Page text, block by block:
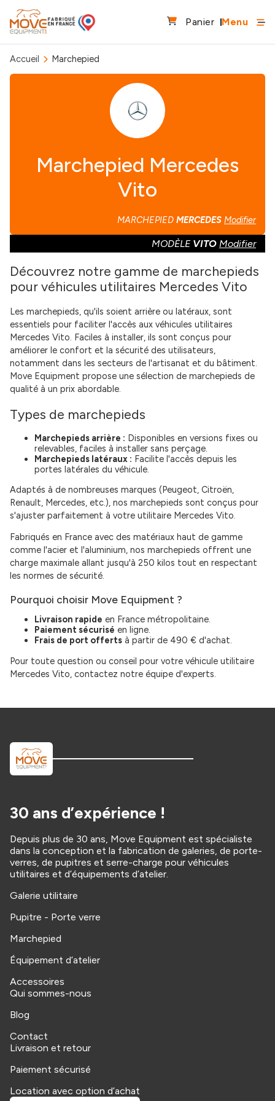
Panier Menu
Accueil Marchepied
Marchepied Mercedes
Vito
MARCHEPIED MERCEDES Modifier
MODÈLE VITO Modifier
Découvrez notre gamme de marchepieds
pour véhicules utilitaires Mercedes Vito
Les marchepieds, qu'ils soient arrière ou latéraux, sont
essentiels pour faciliter l'accès aux véhicules utilitaires
Mercedes Vito. Faciles à installer, ils sont conçus pour
améliorer le confort et la sécurité des utilisateurs,
notamment dans les secteurs de l'artisanat et du bâtiment.
Move Equipment propose une sélection de marchepieds de
qualité à un prix abordable.
Types de marchepieds
Marchepieds arrière : Disponibles en versions fixes ou
relevables, faciles à installer sans perçage.
Marchepieds latéraux : Facilite l'accès depuis les
portes latérales du véhicule.
Adaptés à de nombreuses marques (Peugeot, Citroën,
Renault, Mercedes, etc.), nos marchepieds sont conçus pour
s'ajuster parfaitement à votre utilitaire Mercedes Vito.
Fabriqués en France avec des matériaux haut de gamme
comme l'acier et l'aluminium, nos marchepieds offrent une
charge maximale allant jusqu'à 250 kilos tout en respectant
les normes de sécurité.
Pourquoi choisir Move Equipment ?
Livraison rapide en France métropolitaine.
Paiement sécurisé en ligne.
Frais de port offerts à partir de 490 € d'achat.
Pour toute question ou conseil pour votre véhicule utilitaire
Mercedes Vito, contactez notre équipe d'experts.
30 ans d’expérience !
Depuis plus de 30 ans, Move Equipment est spécialiste
dans la conception et la fabrication de galeries, de porte-
verres, de pupitres et serre-charge pour véhicules
utilitaires et d’équipements d’atelier.
Galerie utilitaire
Pupitre - Porte verre
Marchepied
Équipement d’atelier
Accessoires
Qui sommes-nous
Blog
Contact
Livraison et retour
Paiement sécurisé
Location avec option d’achat